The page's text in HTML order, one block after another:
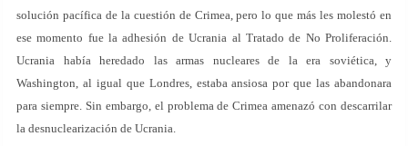
solución pacífica de la cuestión de Crimea, pero lo que más les molestó en
ese momento fue la adhesión de Ucrania al Tratado de No Proliferación.
Ucrania había heredado las armas nucleares de la era soviética, y
Washington, al igual que Londres, estaba ansiosa por que las abandonara
para siempre. Sin embargo, el problema de Crimea amenazó con descarrilar
la desnuclearización de Ucrania.